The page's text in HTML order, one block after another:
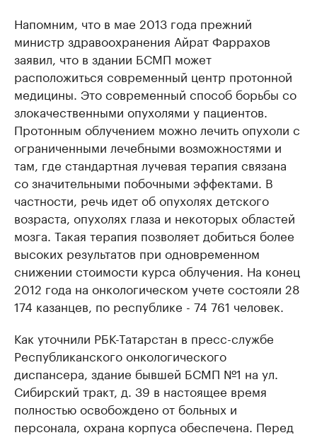
Напомним, что в мае 2013 года прежний
министр здравоохранения Айрат Фаррахов
заявил, что в здании БСМП может
расположиться современный центр протонной
медицины. Это современный способ борьбы со
злокачественными опухолями у пациентов.
Протонным облучением можно лечить опухоли с
ограниченными лечебными возможностями и
там, где стандартная лучевая терапия связана
со значительными побочными эффектами. В
частности, речь идет об опухолях детского
возраста, опухолях глаза и некоторых областей
мозга. Такая терапия позволяет добиться более
высоких результатов при одновременном
снижении стоимости курса облучения. На конец
2012 года на онкологическом учете состояли 28
174 казанцев, по республике - 74 761 человек.
Как уточнили РБК-Татарстан в пресс-службе
Республиканского онкологического
диспансера, здание бывшей БСМП №1 на ул.
Сибирский тракт, д. 39 в настоящее время
полностью освобождено от больных и
персонала, охрана корпуса обеспечена. Перед